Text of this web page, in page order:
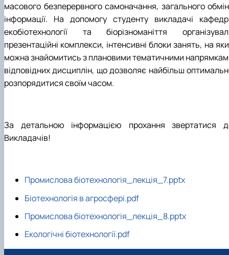
масового безперервного самоначання, загального
інформації. На допомогу студенту викладачі
екобіотехнології та біорізноманіття
презентаційні комплекси, інтенсивні блоки занять, на
можна знайомитись з плановими тематичними
відповідних дисциплін, що дозволяє найбільш
розпорядитися своїм часом.
За детальною інформацією прохання звертатися
Викладачів!
Промислова біотехнологія_лекція_7.pptx
Біотехнологія в агросфері.pdf
Промислова біотехнологія_лекція_8.pptx
Екологічні біотехнології.pdf